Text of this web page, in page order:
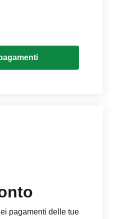
pagamenti delle tue